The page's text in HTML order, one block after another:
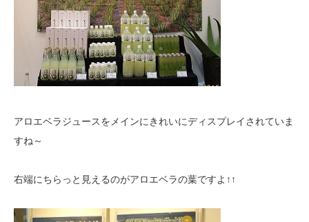
アロエベラジュースをメインにきれいにディスプレイされていま
すね～
右端にちらっと見えるのがアロエベラの葉ですよ↑↑